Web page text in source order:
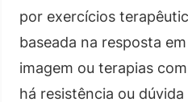
por exercícios
baseada na resposta
imagem ou terapias
há resistência ou